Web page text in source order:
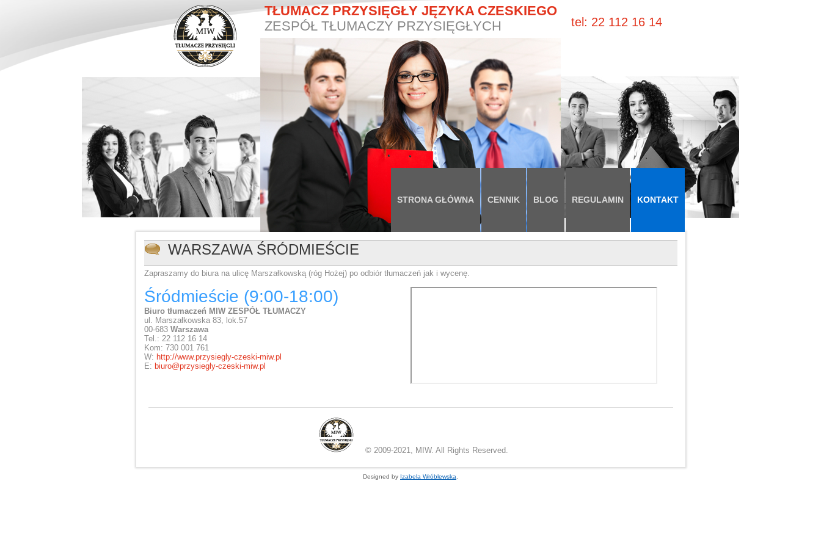
TŁUMACZ PRZYSIĘGŁY JĘZYKA CZESKIEGO
ZESPÓŁ TŁUMACZY PRZYSIĘGŁYCH
tel: 22 112 16 14
STRONA GŁÓWNA CENNIK BLOG REGULAMIN KONTAKT
WARSZAWA ŚRÓDMIEŚCIE
Zapraszamy do biura na ulicę Marszałkowską (róg Hożej) po odbiór tłumaczeń jak i wycenę.
Śródmieście (9:00-18:00)
Biuro tłumaczeń MIW ZESPÓŁ TŁUMACZY
ul. Marszałkowska 83, lok.57
00-683 Warszawa
Tel.: 22 112 16 14
Kom: 730 001 761
W: http://www.przysiegly-czeski-miw.pl
E: biuro@przysiegly-czeski-miw.pl
© 2009-2021, MIW. All Rights Reserved.
Designed by Izabela Wróblewska